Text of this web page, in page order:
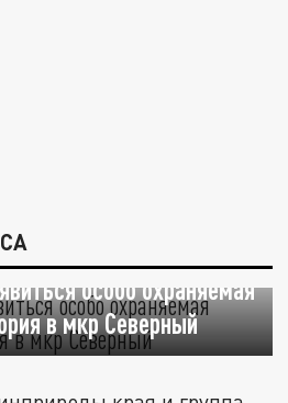
особо охраняемая
в мкр Северный